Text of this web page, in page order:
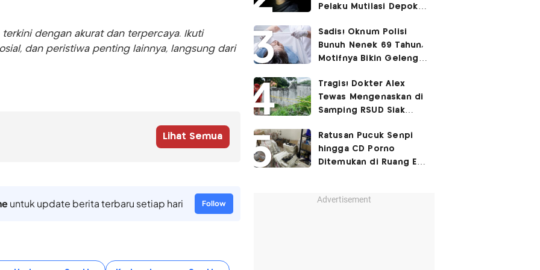
dengan akurat dan terpercaya. Ikuti
dan peristiwa penting lainnya, langsung dari
Lihat Semua
untuk update berita terbaru setiap hari Follow
Pelaku Mutilasi Depok:
Korban di Kontrakan
Sadis! Oknum Polisi
Bunuh Nenek 69 Tahun,
Motifnya Bikin Geleng
Tragis! Dokter Alex
Tewas Mengenaskan di
Samping RSUD Siak
Rocuronium
Ratusan Pucuk Senpi
hingga CD Porno
Ditemukan di Ruang Eks
Advertisement